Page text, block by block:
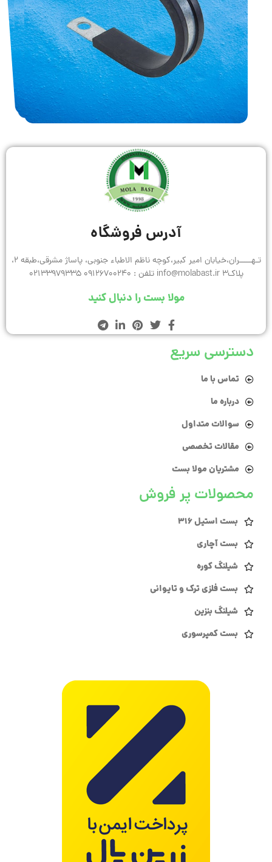
آدرس فروشگاه
تـهـــــران،خیابان امیر کبیر،کوچه ناظم الاطباء جنوبی، پاساژ مشرقی،طبقه 2،
پلاک3 info@molabast.ir تلفن : 09126700240 02133979335
مولا بست را دنبال کنید
دسترسی سریع
تماس با ما
درباره ما
سوالات متداول
مقالات تخصصی
مشتریان مولا بست
محصولات پر فروش
بست استیل 316
بست آچاری
شیلنگ کوره
بست فلزی ترک و تایوانی
شیلنگ بنزین
بست کمپرسوری